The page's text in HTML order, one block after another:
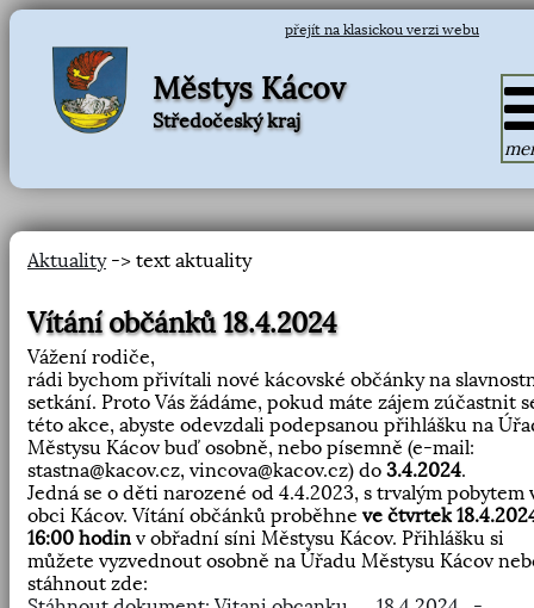
přejít na klasickou verzi webu
Městys Kácov
Středočeský kraj
Aktuality-> text aktuality
Vítání občánků 18.4.2024
Vážení rodiče,
rádi bychom přivítali nové kácovské občánky na
setkání. Proto Vás žádáme, pokud máte zájem zúčastnit
této akce, abyste odevzdali podepsanou přihlášku na
Městysu Kácov buď osobně, nebo písemně (e-mail:
stastna@kacov.cz, vincova@kacov.cz) do 3.4.2024.
Jedná se o děti narozené od 4.4.2023, s trvalým pobytem
obci Kácov. Vítání občánků proběhne ve čtvrtek
16:00 hodin v obřadní síni Městysu Kácov. Přihlášku si
můžete vyzvednout osobně na Úřadu Městysu Kácov
stáhnout zde: